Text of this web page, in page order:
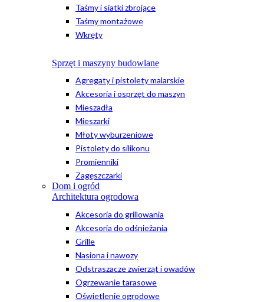
Taśmy i siatki zbrojące
Taśmy montażowe
Wkręty
Sprzęt i maszyny budowlane
Agregaty i pistolety malarskie
Akcesoria i osprzęt do maszyn
Mieszadła
Mieszarki
Młoty wyburzeniowe
Pistolety do silikonu
Promienniki
Zagęszczarki
Dom i ogród
Architektura ogrodowa
Akcesoria do grillowania
Akcesoria do odśnieżania
Grille
Nasiona i nawozy
Odstraszacze zwierząt i owadów
Ogrzewanie tarasowe
Oświetlenie ogrodowe